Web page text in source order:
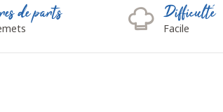
de parts Difficulté
Facile